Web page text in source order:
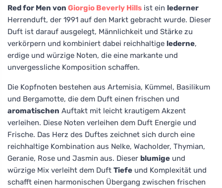
Red for Men von Giorgio Beverly Hills ist ein lederner
Herrenduft, der 1991 auf den Markt gebracht wurde. Dieser
Duft ist darauf ausgelegt, Männlichkeit und Stärke zu
verkörpern und kombiniert dabei reichhaltige lederne,
erdige und würzige Noten, die eine markante und
unvergessliche Komposition schaffen.
Die Kopfnoten bestehen aus Artemisia, Kümmel, Basilikum
und Bergamotte, die dem Duft einen frischen und
aromatischen Auftakt mit leicht krautigem Akzent
verleihen. Diese Noten verleihen dem Duft Energie und
Frische. Das Herz des Duftes zeichnet sich durch eine
reichhaltige Kombination aus Nelke, Wacholder, Thymian,
Geranie, Rose und Jasmin aus. Dieser blumige und
würzige Mix verleiht dem Duft Tiefe und Komplexität und
schafft einen harmonischen Übergang zwischen frischen